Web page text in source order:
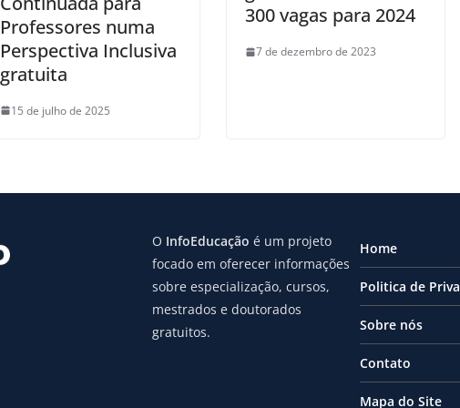
Professores numa
Perspectiva Inclusiva
gratuita
15 de julho de 2025
300 vagas para 2024
7 de dezembro de 2023
O InfoEducação é um projeto
focado em oferecer informações
sobre especialização, cursos,
mestrados e doutorados
gratuitos.
Home
Politica de
Sobre nós
Contato
Mapa do Site